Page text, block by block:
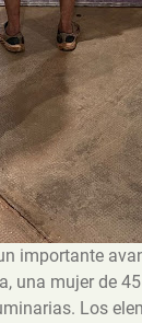
importante
una mujer de
Los